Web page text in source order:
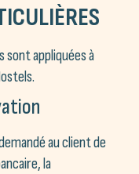
appliquées à
au client de
la